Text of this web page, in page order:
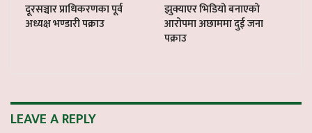
दूरसञ्चार प्राधिकरणका पूर्व
अध्यक्ष भण्डारी पक्राउ
झुक्याएर भिडियो बनाएको
आरोपमा अछाममा दुई जना
पक्राउ
LEAVE A REPLY